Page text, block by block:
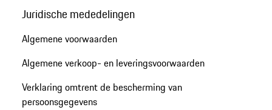
Juridische mededelingen
Algemene voorwaarden
Algemene verkoop- en leveringsvoorwaarden
Verklaring omtrent de bescherming van
persoonsgegevens